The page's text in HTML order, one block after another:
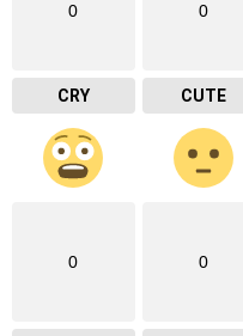
0
CRY
0
CUTE
0 0